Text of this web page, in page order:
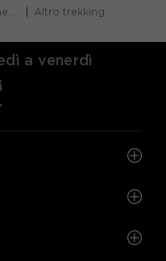
Altro trekking
a venerdì